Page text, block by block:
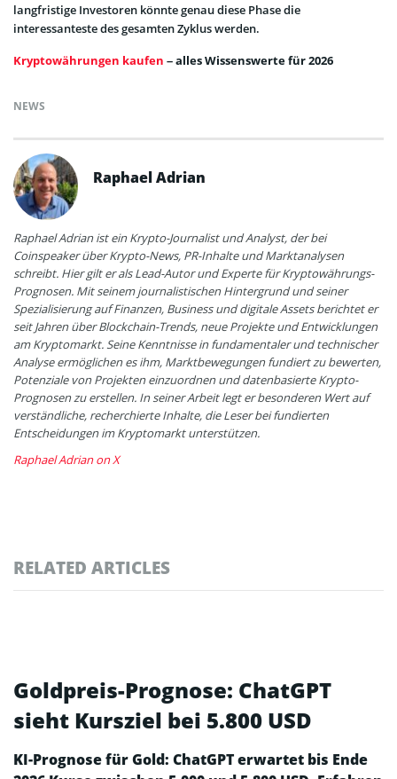
langfristige Investoren könnte genau diese Phase die
interessanteste des gesamten Zyklus werden.
Kryptowährungen kaufen – alles Wissenswerte für 2026
NEWS
Raphael Adrian
Raphael Adrian ist ein Krypto-Journalist und Analyst, der bei
Coinspeaker über Krypto-News, PR-Inhalte und Marktanalysen
schreibt. Hier gilt er als Lead-Autor und Experte für Kryptowährungs-
Prognosen. Mit seinem journalistischen Hintergrund und seiner
Spezialisierung auf Finanzen, Business und digitale Assets berichtet er
seit Jahren über Blockchain-Trends, neue Projekte und Entwicklungen
am Kryptomarkt. Seine Kenntnisse in fundamentaler und technischer
Analyse ermöglichen es ihm, Marktbewegungen fundiert zu bewerten,
Potenziale von Projekten einzuordnen und datenbasierte Krypto-
Prognosen zu erstellen. In seiner Arbeit legt er besonderen Wert auf
verständliche, recherchierte Inhalte, die Leser bei fundierten
Entscheidungen im Kryptomarkt unterstützen.
Raphael Adrian on X
RELATED ARTICLES
Goldpreis-Prognose: ChatGPT
sieht Kursziel bei 5.800 USD
KI-Prognose für Gold: ChatGPT erwartet bis Ende